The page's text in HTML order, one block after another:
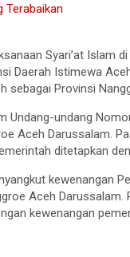
Terabaikan
Syari’at Islam
Daerah Istimewa
sebagai Provinsi
Undang-undang
Aceh Darussalam.
ditetapkan
kewenangan
Aceh Darussalam.
kewenangan